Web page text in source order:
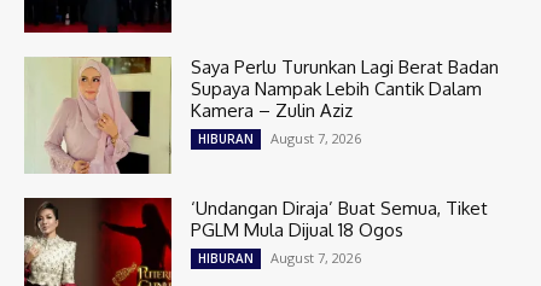
Saya Perlu Turunkan Lagi Berat Badan
Supaya Nampak Lebih Cantik Dalam
Kamera – Zulin Aziz
HIBURAN August 7, 2026
‘Undangan Diraja’ Buat Semua, Tiket
PGLM Mula Dijual 18 Ogos
HIBURAN August 7, 2026